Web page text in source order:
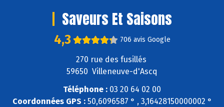
Saveurs Et Saisons
4,3 706 avis Google
270 rue des fusillés
59650 Villeneuve-d'Ascq
Téléphone : 03 20 64 02 00
Coordonnées GPS :50,6096587 ° , 3,16428150000002 °